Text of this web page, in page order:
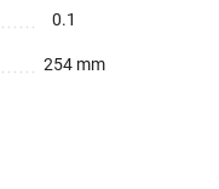
0.1
254 mm